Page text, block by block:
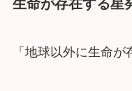
生命が存在する星
「地球以外に生命が